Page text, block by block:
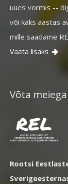
uues vormis --
või kaks aastas
mille saadame
Vaata lisaks 
Võta
Rootsi